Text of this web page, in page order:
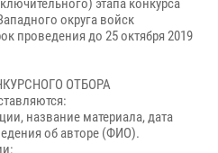
этапа конкурса
округа войск
проведения до 25 октября 2019
ОТБОРА
название материала, дата
об авторе (ФИО).